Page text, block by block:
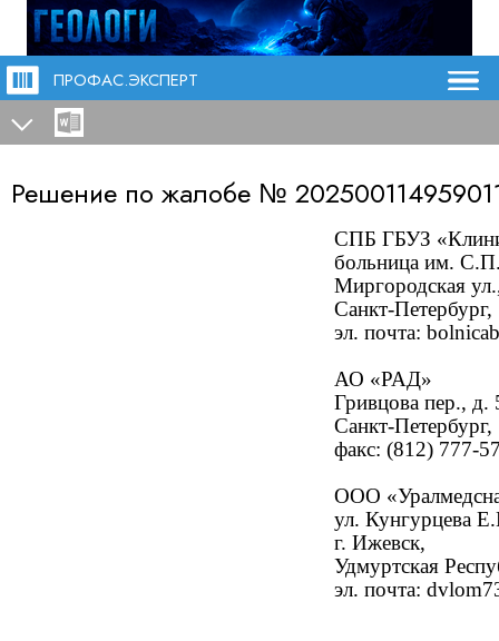
ПРОФАС.ЭКСПЕРТ
Решение по жалобе №
СПБ ГБУЗ
больница им.
Миргородская
Санкт-
эл. почта:
АО «РАД»
Гривцова пер., д.
Санкт-
факс: (812) 777-
ООО
ул.Кунгурцева
г. Ижевск,
Удмуртская
эл. почта: